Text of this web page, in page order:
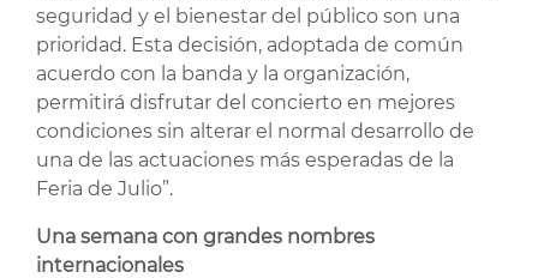
seguridad y el bienestar del público son una
prioridad. Esta decisión, adoptada de común
acuerdo con la banda y la organización,
permitirá disfrutar del concierto en mejores
condiciones sin alterar el normal desarrollo de
una de las actuaciones más esperadas de la
Feria de Julio”.
Una semana con grandes nombres
internacionales